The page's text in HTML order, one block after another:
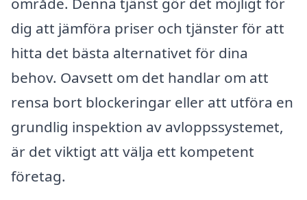
dig att jämföra priser och tjänster för att
hitta det bästa alternativet för dina
behov. Oavsett om det handlar om att
rensa bort blockeringar eller att utföra en
grundlig inspektion av avloppssystemet,
är det viktigt att välja ett kompetent
företag.